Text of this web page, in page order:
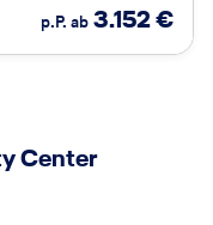
p.P. ab 3.152€
Center